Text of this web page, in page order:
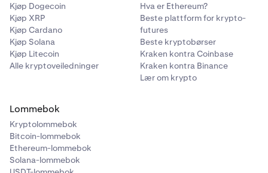
Kjøp Dogecoin
Kjøp XRP
Kjøp Cardano
Kjøp Solana
Kjøp Litecoin
Alle kryptoveiledninger
Hva er Ethereum?
Beste plattform for krypto-
futures
Beste kryptobørser
Kraken kontra Coinbase
Kraken kontra Binance
Lær om krypto
Lommebok
Kryptolommebok
Bitcoin-lommebok
Ethereum-lommebok
Solana-lommebok